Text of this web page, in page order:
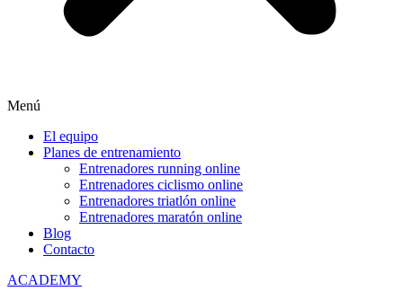
Menú
El equipo
Planes de entrenamiento
Entrenadores running online
Entrenadores ciclismo online
Entrenadores triatlón online
Entrenadores maratón online
Blog
Contacto
ACADEMY